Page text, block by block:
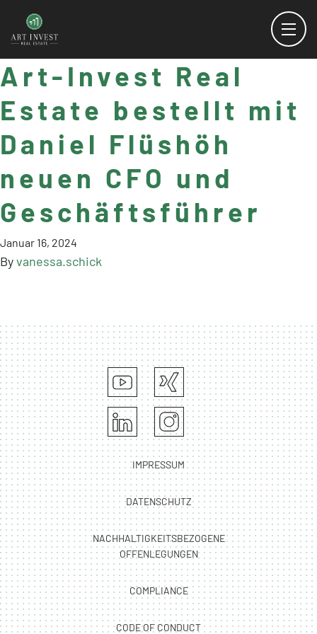
Art-Invest Real
Estate bestellt mit
Daniel Flüshöh
neuen CFO und
Geschäftsführer
Januar 16, 2024
Byvanessa.schick
IMPRESSUM
DATENSCHUTZ
NACHHALTIGKEITSBEZOGENE
OFFENLEGUNGEN
COMPLIANCE
CODE OF CONDUCT